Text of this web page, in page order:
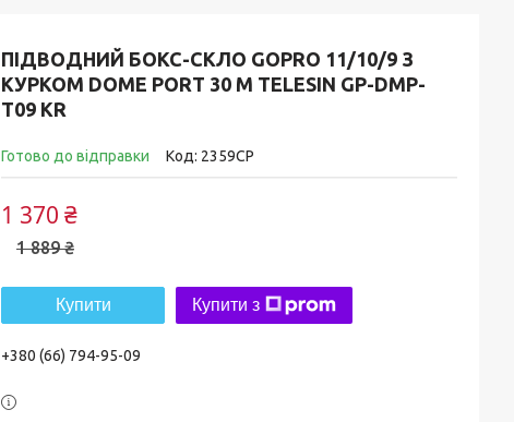
ПІДВОДНИЙ БОКС-СКЛО GOPRO 11/10/9 З
КУРКОМ DOME PORT 30 М TELESIN GP-DMP-
T09 KR
Готово до відправки Код: 2359CP
1 889 ₴
1 370 ₴
Купити Купити з
+380 (66) 794-95-09